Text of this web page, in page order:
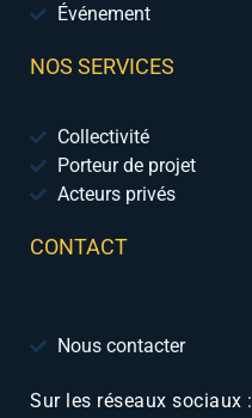
Événement
NOS SERVICES
Collectivité
Porteur de projet
Acteurs privés
CONTACT
Nous contacter
Sur les réseaux sociaux :